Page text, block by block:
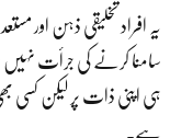
یہ افراد تخلیقی ذہن
سامنا کرنے کی جرأت نہیں
ہی اپنی ذات پر لیکن کسی